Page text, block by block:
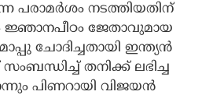
പരാമര്‍ശം നടത്തിയതിന്
ജേതാവുമായ
ചോദിച്ചതായി ഇന്ത്യന്‍
തനിക്ക് ലഭിച്ച
പിണറായി വിജയന്‍